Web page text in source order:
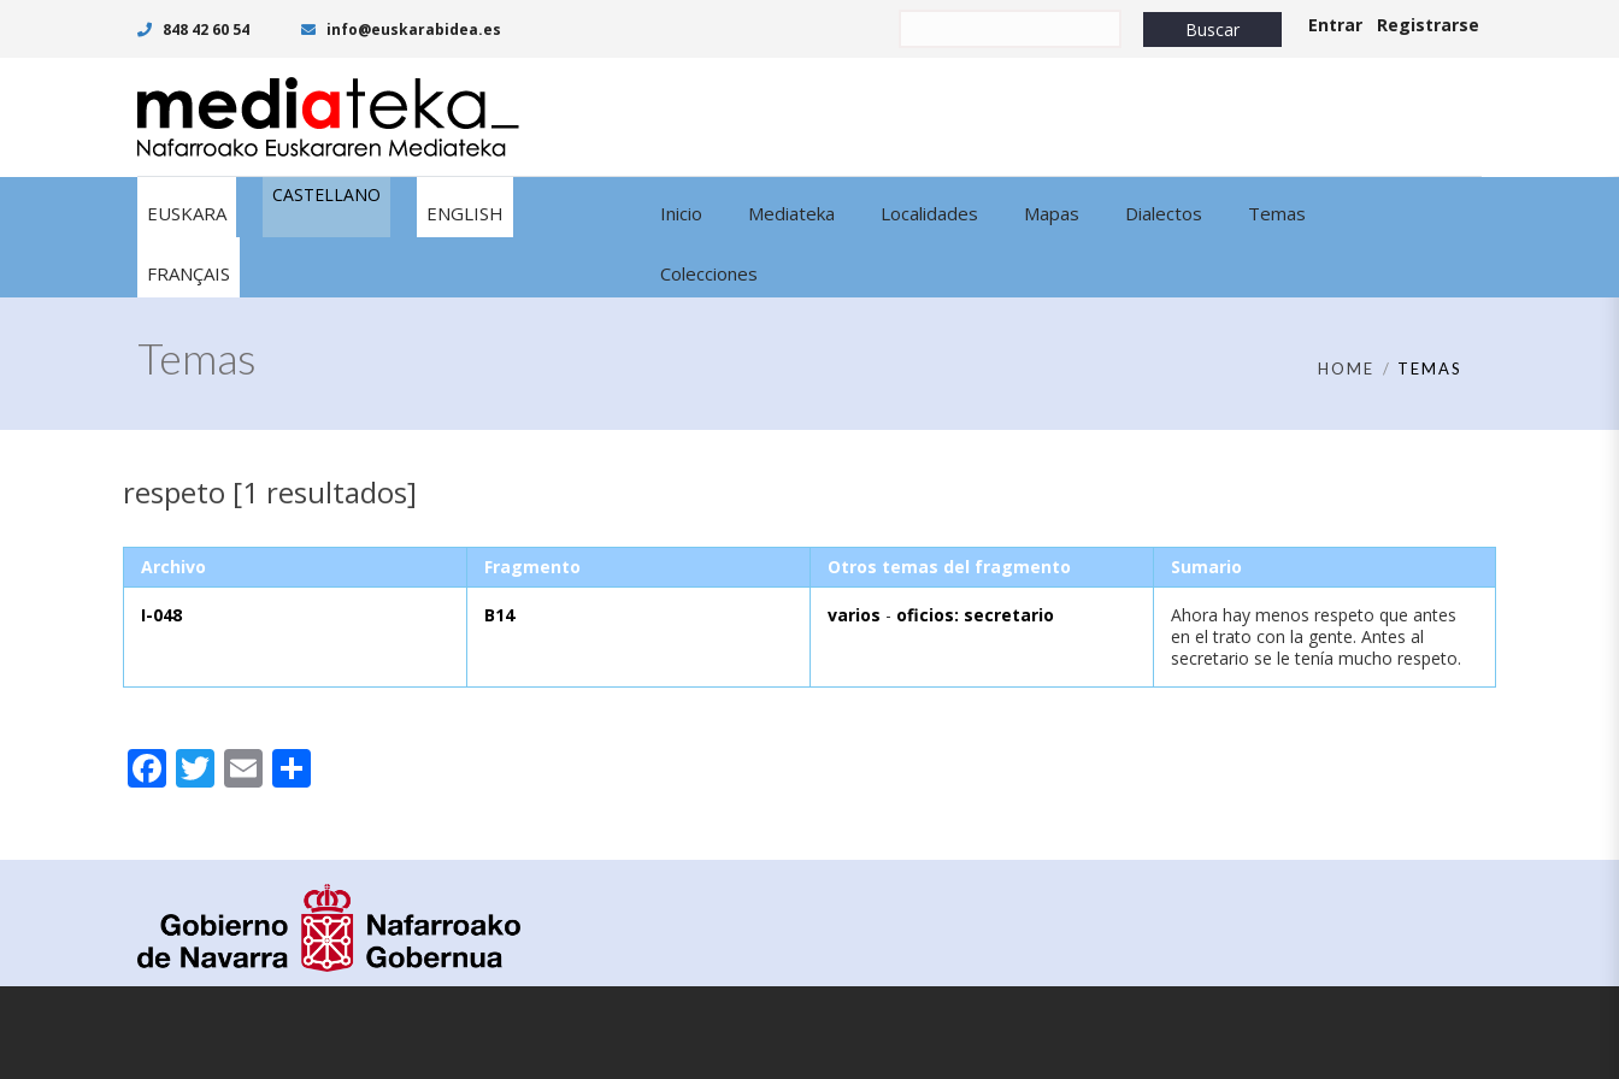
848 42 60 54 info@euskarabidea.es Entrar Registrarse
EUSKARA
CASTELLANO
ENGLISH
FRANÇAIS
Inicio Mediateka Localidades Mapas Dialectos Temas
Colecciones
Temas HOME TEMAS
respeto [1 resultados]
Archivo Fragmento Otros temas del fragmento Sumario
I-048 B14 varios - oficios: secretario
Ahora hay menos respeto que antes
en el trato con la gente. Antes al
secretario se le tenía mucho respeto.
Facebook
Twitter
Email